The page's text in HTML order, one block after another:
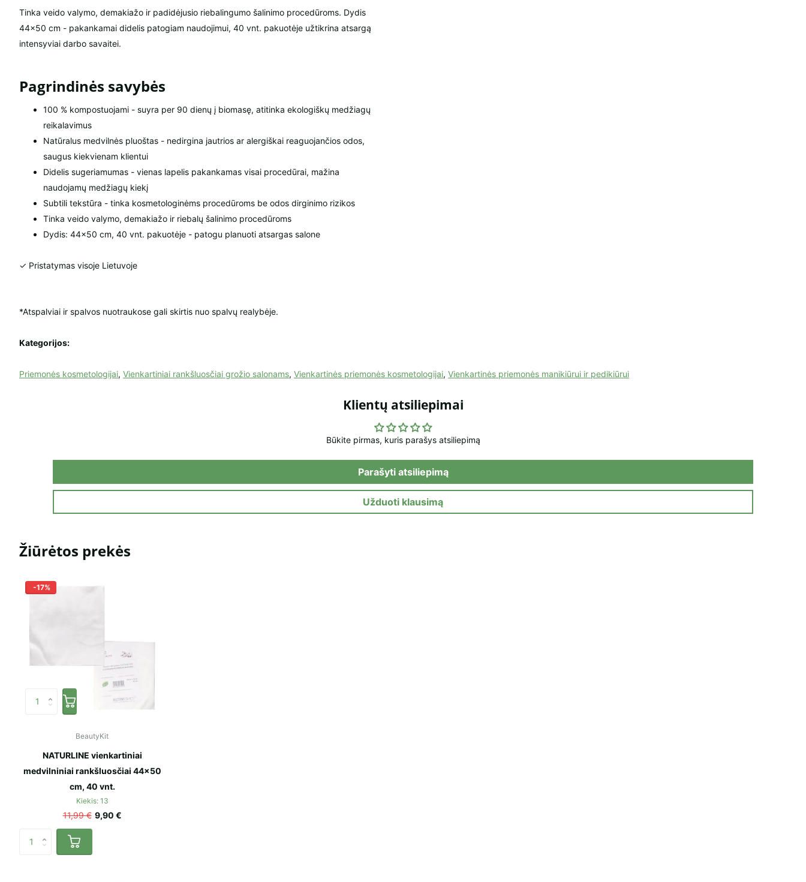
Tinka veido valymo, demakiažo ir padidėjusio riebalingumo šalinimo procedūroms. Dydis
44×50 cm - pakankamai didelis patogiam naudojimui, 40 vnt. pakuotėje užtikrina atsargą
intensyviai darbo savaitei.
Pagrindinės savybės
100 % kompostuojami - suyra per 90 dienų į biomasę, atitinka ekologiškų medžiagų
reikalavimus
Natūralus medvilnės pluoštas - nedirgina jautrios ar alergiškai reaguojančios odos,
saugus kiekvienam klientui
Didelis sugeriamumas - vienas lapelis pakankamas visai procedūrai, mažina
naudojamų medžiagų kiekį
Subtili tekstūra - tinka kosmetologinėms procedūroms be odos dirginimo rizikos
Tinka veido valymo, demakiažo ir riebalų šalinimo procedūroms
Dydis: 44×50 cm, 40 vnt. pakuotėje - patogu planuoti atsargas salone
✓ Pristatymas visoje Lietuvoje
*Atspalviai ir spalvos nuotraukose gali skirtis nuo spalvų realybėje.
Kategorijos:
Priemonės kosmetologijai, Vienkartiniai rankšluosčiai grožio salonams, Vienkartinės priemonės kosmetologijai, Vienkartinės priemonės manikiūrui ir pedikiūrui
Klientų atsiliepimai
Būkite pirmas, kuris parašys atsiliepimą
Parašyti atsiliepimą
Užduoti klausimą
Žiūrėtos prekės
-17%
BeautyKit
NATURLINE vienkartiniai
medvilniniai rankšluosčiai 44×50
cm, 40 vnt.
Kiekis: 13
11,99 € 9,90 €